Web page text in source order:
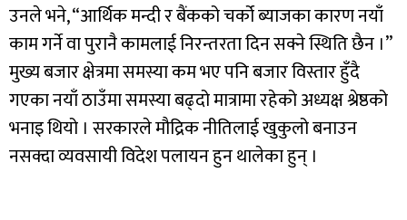
उनले भने, “आर्थिक मन्दी र बैंकको चर्को ब्याजका कारण नयाँ
काम गर्ने वा पुरानै कामलाई निरन्तरता दिन सक्ने स्थिति छैन ।”
मुख्य बजार क्षेत्रमा समस्या कम भए पनि बजार विस्तार हुँदै
गएका नयाँ ठाउँमा समस्या बढ्दो मात्रामा रहेको अध्यक्ष श्रेष्ठको
भनाइ थियो । सरकारले मौद्रिक नीतिलाई खुकुलो बनाउन
नसक्दा व्यवसायी विदेश पलायन हुन थालेका हुन् ।